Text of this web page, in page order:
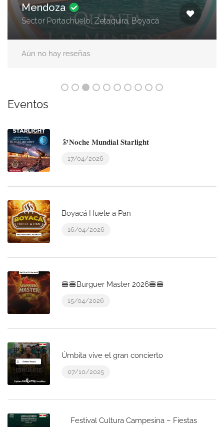
Mendoza
Sector Portachuelo, Zetaquira, Boyacá
Aún no hay reseñas
Eventos
🔭𝐍𝐨𝐜𝐡𝐞 𝐌𝐮𝐧𝐝𝐢𝐚𝐥 𝐒𝐭𝐚𝐫𝐥𝐢𝐠𝐡𝐭
17/04/2026
Boyacá Huele a Pan
16/04/2026
🍔🍔Burguer Master 2026🍔🍔
15/04/2026
Úmbita vive el gran concierto
07/10/2025
Festival Cultura Campesina – Fiestas